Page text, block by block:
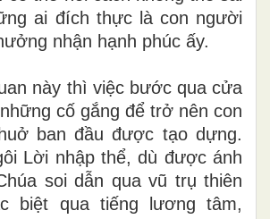
ai đích thực là con người
nhận hạnh phúc ấy.
này thì việc bước qua cửa
cố gắng để trở nên con
ban đầu được tạo dựng.
Lời nhập thể, dù được ánh
soi dẫn qua vũ trụ thiên
biệt qua tiếng lương tâm,